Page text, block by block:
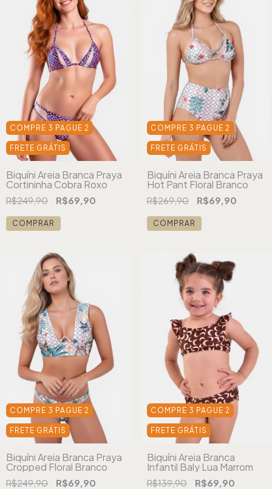
COMPRE 3 PAGUE 2
FRETE GRÁTIS
Biquíni Areia Branca Praya
Cortininha Cobra Roxo
R$249,90 R$69,90
COMPRAR
COMPRE 3 PAGUE 2
FRETE GRÁTIS
Biquíni Areia Branca Praya
Hot Pant Floral Branco
R$269,90 R$69,90
COMPRAR
COMPRE 3 PAGUE 2
FRETE GRÁTIS
Biquíni Areia Branca Praya
Cropped Floral Branco
R$249,90 R$69,90
COMPRE 3 PAGUE 2
FRETE GRÁTIS
Biquíni Areia Branca
Infantil Baly Lua Marrom
R$139,90 R$69,90